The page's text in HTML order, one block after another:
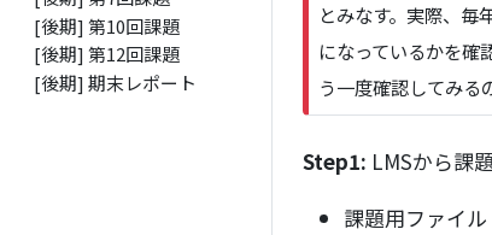
[後期] 第10回課題
[後期] 第12回課題
[後期] 期末レポート
t
o
r
t
a
n
とみなす。実際、毎
になっているかを確
う一度確認してみる
Step1: LMSから課
課題用ファイル